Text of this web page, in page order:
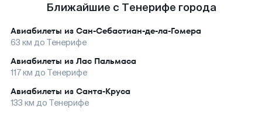
Ближайшие с Тенерифе города
Авиабилеты из Сан-Себастиан-де-ла-Гомера
63 км до Тенерифе
Авиабилеты из Лас Пальмаса
117км до Тенерифе
Авиабилеты из Санта-Круса
133 км до Тенерифе